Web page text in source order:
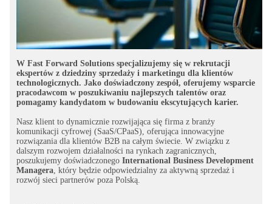
W Fast Forward Solutions specjalizujemy się w rekrutacji
ekspertów z dziedziny sprzedaży i marketingu dla klientów
technologicznych. Jako doświadczony zespół, oferujemy wsparcie
pracodawcom w poszukiwaniu najlepszych talentów oraz
pomagamy kandydatom w budowaniu ekscytujących karier.
Nasz klient to dynamicznie rozwijająca się firma z branży
komunikacji cyfrowej (SaaS/CPaaS), oferująca innowacyjne
rozwiązania dla klientów B2B na całym świecie. W związku z
dalszym rozwojem działalności na rynkach zagranicznych,
poszukujemy doświadczonegoInternational Business Development
Managera, który będzie odpowiedzialny za aktywną sprzedaż i
rozwój sieci partnerów poza Polską.